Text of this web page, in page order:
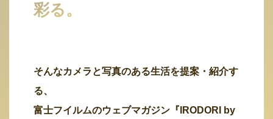
彩る。
そんなカメラと写真のある生活を提案・紹介す
る、
富士フイルムのウェブマガジン『IRODORI by